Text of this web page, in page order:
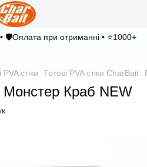
🛡️Оплата при отриманні • ⭐1000+
PVA стіки Готові PVA стіки CharBait
Монстер Краб NEW